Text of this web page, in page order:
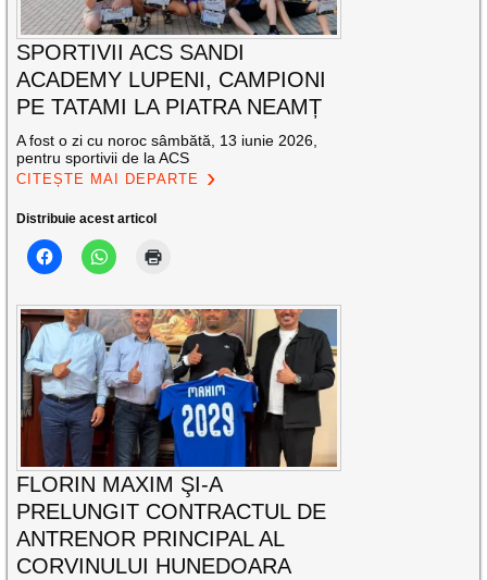
SPORTIVII ACS SANDI
ACADEMY LUPENI, CAMPIONI
PE TATAMI LA PIATRA NEAMȚ
A fost o zi cu noroc sâmbătă, 13 iunie 2026,
pentru sportivii de la ACS
CITEȘTE MAI DEPARTE
Distribuie acest articol
FLORIN MAXIM ŞI-A
PRELUNGIT CONTRACTUL DE
ANTRENOR PRINCIPAL AL
CORVINULUI HUNEDOARA